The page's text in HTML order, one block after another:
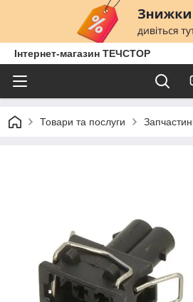
Інтернет-магазин ТЕЧСТОР
Товари та послуги